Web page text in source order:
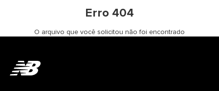
Erro 404
O arquivo que você solicitou não foi encontrado